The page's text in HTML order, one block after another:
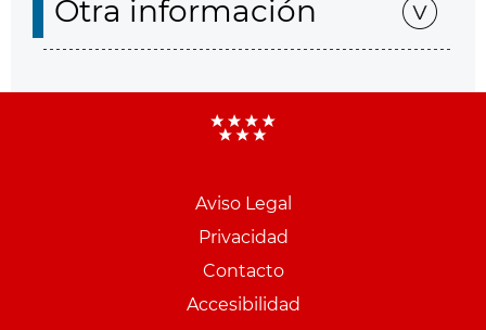
Otra información
Aviso Legal
Privacidad
Contacto
Accesibilidad